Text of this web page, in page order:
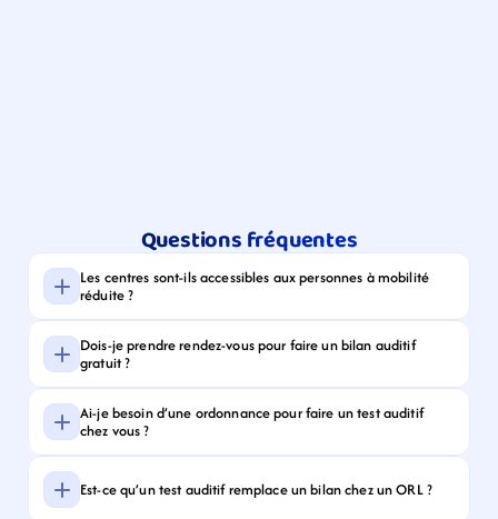
Questions fréquentes
Les centres sont-ils accessibles aux personnes à mobilité
réduite ?
Dois-je prendre rendez-vous pour faire un bilan auditif
gratuit ?
Ai-je besoin d’une ordonnance pour faire un test auditif
chez vous ?
Est-ce qu’un test auditif remplace un bilan chez un ORL ?